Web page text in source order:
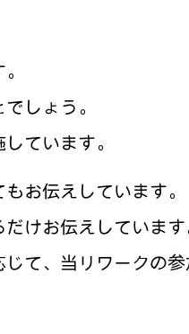
しょう。
ています。
お伝えしています。
けお伝えしています
て、当リワークの